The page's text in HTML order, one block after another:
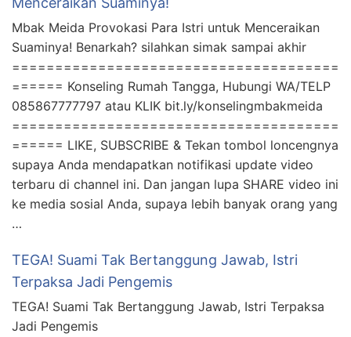
Mbak Meida Provokasi Para Istri untuk Menceraikan
Suaminya! Benarkah? silahkan simak sampai akhir
======================================
====== Konseling Rumah Tangga, Hubungi WA/TELP
085867777797 atau KLIK bit.ly/konselingmbakmeida
======================================
====== LIKE, SUBSCRIBE & Tekan tombol loncengnya
supaya Anda mendapatkan notifikasi update video
terbaru di channel ini. Dan jangan lupa SHARE video ini
ke media sosial Anda, supaya lebih banyak orang yang
…
TEGA! Suami Tak Bertanggung Jawab, Istri
Terpaksa Jadi Pengemis
TEGA! Suami Tak Bertanggung Jawab, Istri Terpaksa
Jadi Pengemis